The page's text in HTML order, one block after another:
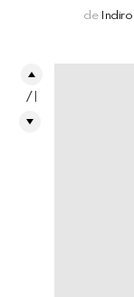
de Indiro
71